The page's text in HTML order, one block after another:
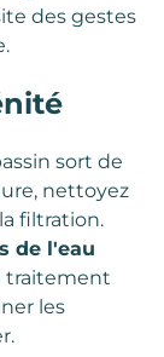
des gestes
sort de
nettoyez
filtration.
de l'eau
traitement
les